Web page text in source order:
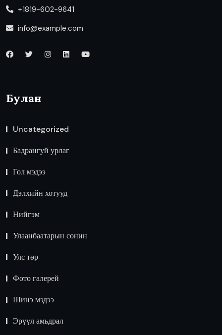
+1819-602-9641
info@example.com
Булан
Uncategorized
Бадрангуй урлаг
Гол мэдээ
Дэлхийн хотууд
Нийгэм
Улаанбаатарын сонин
Улс төр
Фото галерей
Шинэ мэдээ
Эрүүл амьдрал